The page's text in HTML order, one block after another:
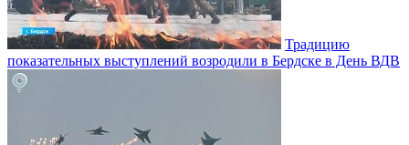
Традицию
показательных выступлений возродили в Бердске в День ВДВ